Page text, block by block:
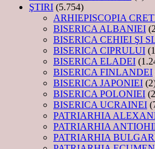
ŞTIRI (5.754)
ARHIEPISCOPIA
BISERICA ALBANIEI
BISERICA CEHIEI ŞI
BISERICA CIPRULUI
BISERICA ELADEI
BISERICA FINLANDEI
BISERICA JAPONIEI
BISERICA POLONIEI
BISERICA UCRAINEI
PATRIARHIA
PATRIARHIA
PATRIARHIA